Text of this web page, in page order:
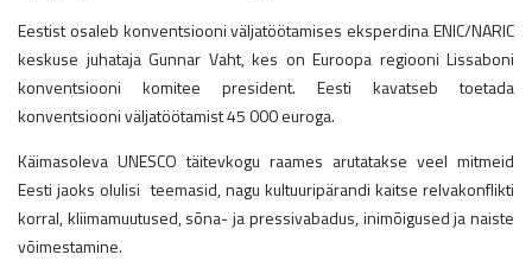
Eestist osaleb konventsiooni väljatöötamises eksperdina ENIC/NARIC
keskuse juhataja Gunnar Vaht, kes on Euroopa regiooni Lissaboni
konventsiooni komitee president. Eesti kavatseb toetada
konventsiooni väljatöötamist 45 000 euroga.
Käimasoleva UNESCO täitevkogu raames arutatakse veel mitmeid
Eesti jaoks olulisi teemasid, nagu kultuuripärandi kaitse relvakonflikti
korral, kliimamuutused, sõna- ja pressivabadus, inimõigused ja naiste
võimestamine.